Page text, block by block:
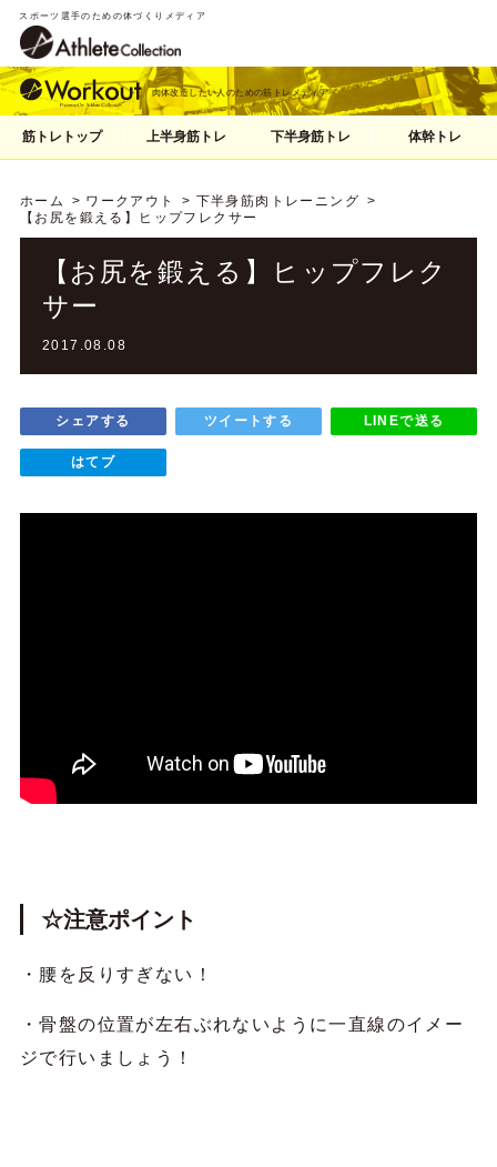
スポーツ選手のための体づくりメディア
肉体改造したい人のための筋トレメディア
筋トレトップ 上半身筋トレ 下半身筋トレ 体幹トレ
ホーム ワークアウト
下半身筋肉トレーニング
【お尻を鍛える】ヒップフレクサー
【お尻を鍛える】ヒップフレク
サー
2017.08.08
シェアする ツイートする LINEで送る
はてブ
☆注意ポイント
・腰を反りすぎない！
・骨盤の位置が左右ぶれないように一直線のイメー
ジで行いましょう！